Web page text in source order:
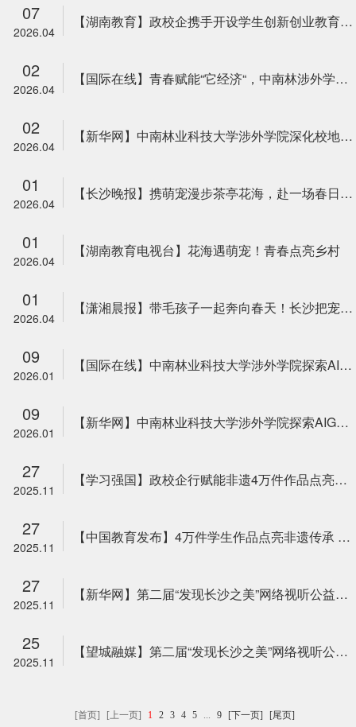
07
2026.04
【湖南教育】政校企携手开设学生创新创业教育“第二课堂”
02
2026.04
【国际在线】青春赋能“它经济“，中南林涉外学院首届宠物嘉年华绽放茶亭花海
02
2026.04
【新华网】中南林业科技大学涉外学院深化校地共建，引导青年学子见世面长才干
01
2026.04
【长沙晚报】携萌宠漫步茶亭花海，赴一场春日之约
01
2026.04
【湖南教育电视台】花海遇萌宠！青春点亮乡村
01
2026.04
【潇湘晨报】带毛孩子一起奔向春天！长沙把宠物嘉年华搬进油菜花海
09
2026.01
【国际在线】中南林业科技大学涉外学院探索AIGC赋能非遗设计育人新路径
09
2026.01
【新华网】中南林业科技大学涉外学院探索AIGC赋能非遗设计育人新路径
27
2025.11
【学习强国】政校企行赋能非遗4万件作品点亮湖湘！ 第二届“发现长沙之美”网络视听公益作品征集展示活...
27
2025.11
【中国教育发布】4万件学生作品点亮非遗传承 第二届“发现长沙之美”活动落幕
27
2025.11
【新华网】第二届“发现长沙之美”网络视听公益作品征集展示活动闭幕式暨颁奖盛典落幕
25
2025.11
【望城融媒】第二届“发现长沙之美”网络视听公益作品征集展示活动在我区闭幕
[首页] [上一页] 1 2 3 4 5 ... 9 [下一页] [尾页]